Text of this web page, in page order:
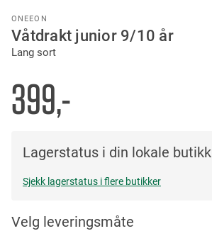
ONEEON
Våtdrakt junior 9/10 år
Lang sort
399,-
Lagerstatus i din lokale butikk
Sjekk lagerstatus i flere butikker
Velg leveringsmåte
to
the
beginning
the
images
gallery